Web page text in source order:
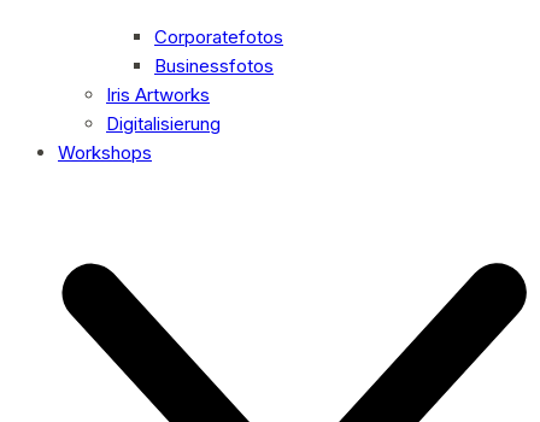
Corporatefotos
Businessfotos
Iris Artworks
Digitalisierung
Workshops